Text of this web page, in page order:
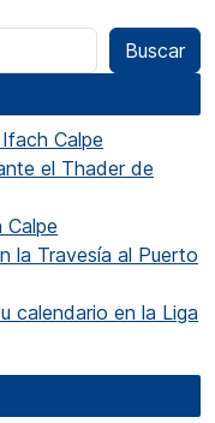
Buscar
Calpe
el Thader de
la Travesía al Puerto
calendario en la Liga